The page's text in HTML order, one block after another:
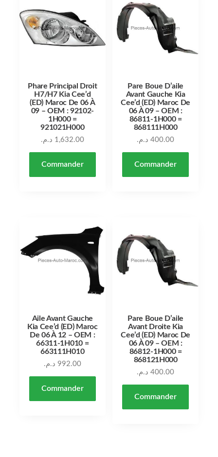
Phare Principal Droit
H7/H7 Kia Cee’d
(ED) Maroc De 06 À
09 – OEM : 92102-
1H000 =
921021H000
1,632.00 د.م.
Commander
Pare Boue D’aile
Avant Gauche Kia
Cee’d (ED) Maroc De
06 À 09 – OEM :
86811-1H000 =
868111H000
400.00 د.م.
Commander
Aile Avant Gauche
Kia Cee’d (ED) Maroc
De 06 À 12 – OEM :
66311-1H010 =
663111H010
992.00 د.م.
Commander
Pare Boue D’aile
Avant Droite Kia
Cee’d (ED) Maroc De
06 À 09 – OEM :
86812-1H000 =
868121H000
400.00 د.م.
Commander